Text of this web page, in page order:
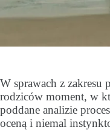
W sprawach z zakresu
rodziców moment, w
poddane analizie
oceną i niemal